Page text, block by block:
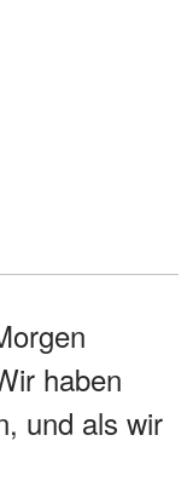
haben
und als wir